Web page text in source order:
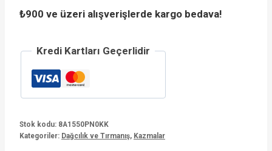
Buz
55cm
adet
₺900 ve üzeri alışverişlerde kargo bedava!
Kredi Kartları Geçerlidir
Stok kodu: 8A1550PN0KK
Kategoriler: Dağcılık ve Tırmanış, Kazmalar